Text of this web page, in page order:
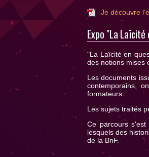
Je découvre
Expo "La
"La Laïcité en
des notions mises
Les documents
contemporains,
formateurs.
Les sujets traités
Ce parcours s'est
lesquels des
de la BnF.